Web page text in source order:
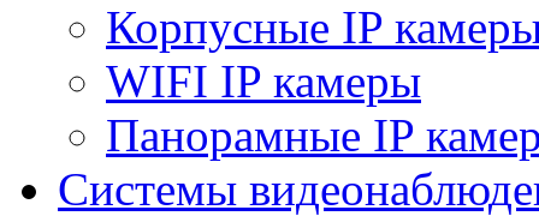
Корпусные IP
WIFI IP камеры
Панорамные IP
Системы